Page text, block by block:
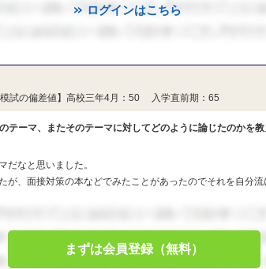
ログインはこちら
模試の偏差値】高校三年4月：50 入学直前期：65
テーマ、またそのテーマに対してどのように論じたのかを教
だなと思いました。
が、面接対策の本などでみたことがあったのでそれを自分流
まずは会員登録（無料）